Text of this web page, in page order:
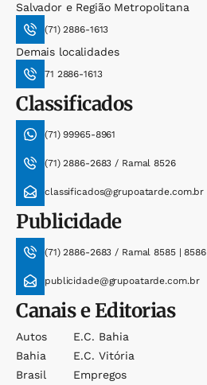
Salvador e Região Metropolitana
(71) 2886-1613
Demais localidades
71 2886-1613
Classificados
(71) 99965-8961
(71) 2886-2683 / Ramal 8526
classificados@grupoatarde.com.br
Publicidade
(71) 2886-2683 / Ramal 8585 | 8586
publicidade@grupoatarde.com.br
Canais e Editorias
Autos
Bahia
Brasil
E.c. Bahia
E.c. Vitória
Empregos